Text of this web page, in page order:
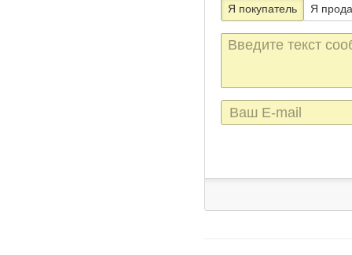
Я покупатель Я
Текст
сообщения
E-
mail